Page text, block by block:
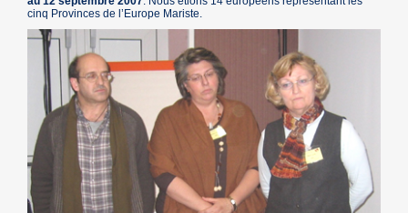
cinq Provinces de l’Europe Mariste.